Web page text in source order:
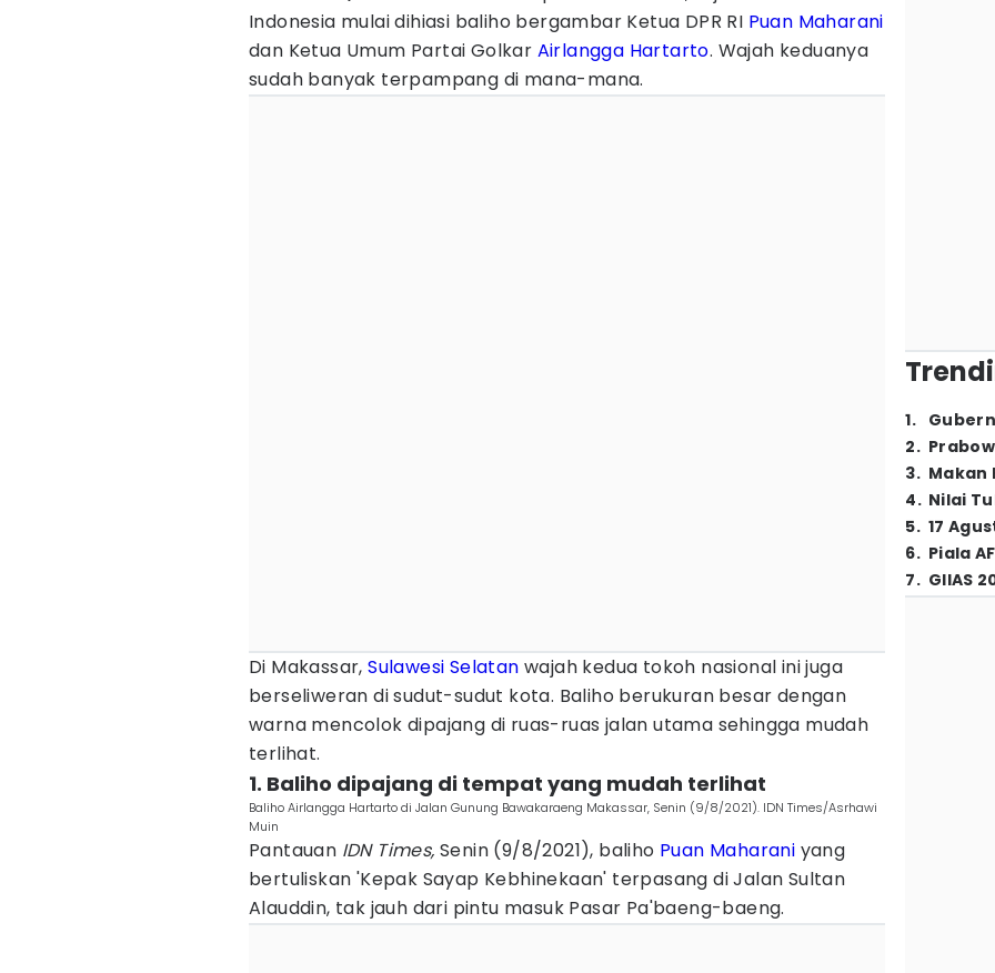
Indonesia mulai dihiasi baliho bergambar Ketua DPR RI Puan Maharani
dan Ketua Umum Partai Golkar Airlangga Hartarto. Wajah keduanya
sudah banyak terpampang di mana-mana.
Di Makassar,Sulawesi Selatan wajah kedua tokoh nasional ini juga
berseliweran di sudut-sudut kota. Baliho berukuran besar dengan
warna mencolok dipajang di ruas-ruas jalan utama sehingga mudah
terlihat.
1. Baliho dipajang di tempat yang mudah terlihat
Baliho Airlangga Hartarto di Jalan Gunung Bawakaraeng Makassar, Senin (9/8/2021). IDN Times/Asrhawi
Muin
Pantauan IDN Times, Senin (9/8/2021), baliho Puan Maharani yang
bertuliskan 'Kepak Sayap Kebhinekaan' terpasang di Jalan Sultan
Alauddin, tak jauh dari pintu masuk Pasar Pa'baeng-baeng.
1.
2.
3. Makan
4. Nilai
5. 17
6. Piala
7. GIIAS